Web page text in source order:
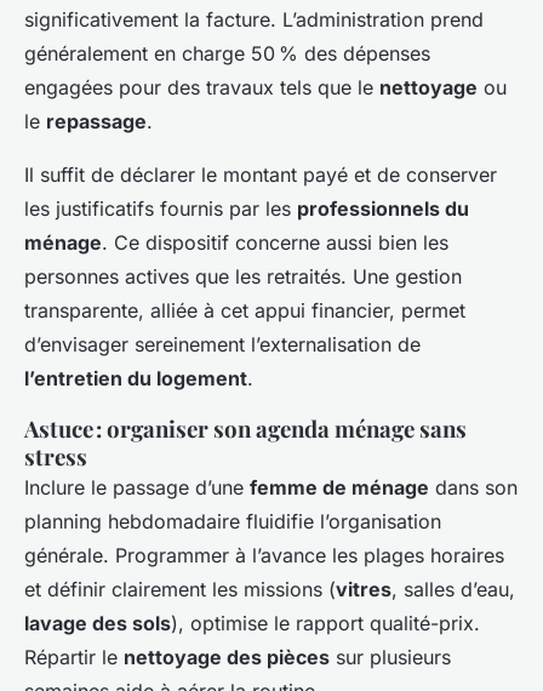
significativement la facture. L’administration prend
généralement en charge 50 % des dépenses
engagées pour des travaux tels que le nettoyage ou
le repassage.
Il suffit de déclarer le montant payé et de conserver
les justificatifs fournis par les professionnels du
ménage. Ce dispositif concerne aussi bien les
personnes actives que les retraités. Une gestion
transparente, alliée à cet appui financier, permet
d’envisager sereinement l’externalisation de
l’entretien du logement.
Astuce : organiser son agenda ménage sans
stress
Inclure le passage d’une femme de ménage dans son
planning hebdomadaire fluidifie l’organisation
générale. Programmer à l’avance les plages horaires
et définir clairement les missions (vitres, salles d’eau,
lavage des sols), optimise le rapport qualité-prix.
Répartir le nettoyage des pièces sur plusieurs